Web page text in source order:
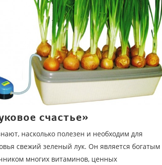
счастье»
насколько полезен и необходим для
свежий зеленый лук. Он является богатым
многих витаминов, ценных